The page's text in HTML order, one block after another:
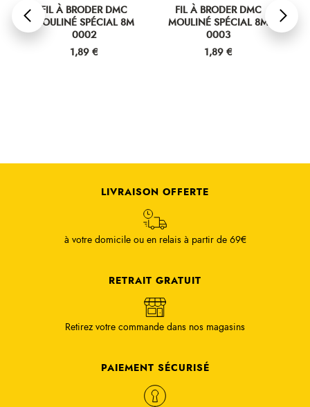
FIL À BRODER DMC
MOULINÉ SPÉCIAL 8M
0002
Prix
1,89 €
FIL À BRODER DMC
MOULINÉ SPÉCIAL 8M
0003
Prix
1,89 €
LIVRAISON OFFERTE
à votre domicile ou en relais à partir de 69€
RETRAIT GRATUIT
Retirez votre commande dans nos magasins
PAIEMENT SÉCURISÉ